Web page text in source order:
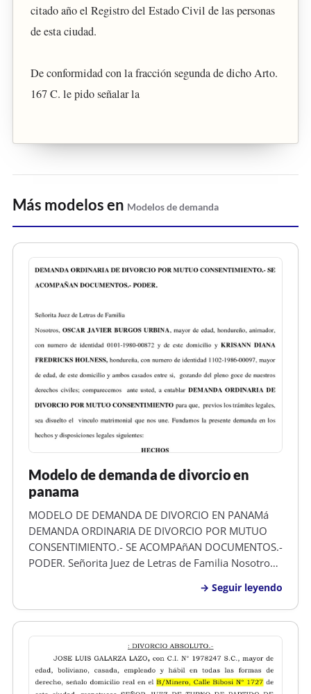
citado año el Registro del Estado Civil de las personas
de esta ciudad.
De conformidad con la fracción segunda de dicho Arto.
167 C. le pido señalar la
Más modelos en Modelos de demanda
Modelo de demanda de divorcio en
panama
MODELO DE DEMANDA DE DIVORCIO EN PANAMá
DEMANDA ORDINARIA DE DIVORCIO POR MUTUO
CONSENTIMIENTO.- SE ACOMPAñAN DOCUMENTOS.-
PODER. Señorita Juez de Letras de Familia Nosotros,
hondureño, animador, con numero de identidad
0101-2025-00872 y de este domicilio y KRISANN
DIANA FRE…
Seguir leyendo